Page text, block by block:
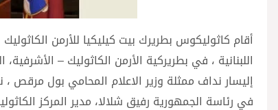
أقام كاثوليكوس بطريرك بيت كيليكيا للأرمن
اللبنانية ، في بطريركية الأرمن الكاثوليك –
إليسار نداف ممثلة وزير الاعلام المحامي بول